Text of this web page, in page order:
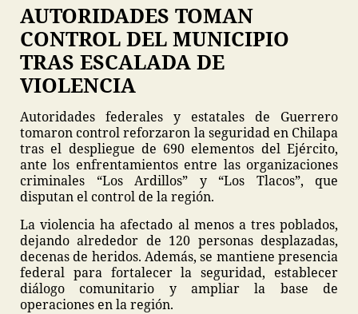
AUTORIDADES TOMAN
CONTROL DEL MUNICIPIO
TRAS ESCALADA DE
VIOLENCIA
Autoridades federales y estatales de Guerrero
tomaron control reforzaron la seguridad en Chilapa
tras el despliegue de 690 elementos del Ejército,
ante los enfrentamientos entre las organizaciones
criminales “Los Ardillos” y “Los Tlacos”, que
disputan el control de la región.
La violencia ha afectado al menos a tres poblados,
dejando alrededor de 120 personas desplazadas,
decenas de heridos. Además, se mantiene presencia
federal para fortalecer la seguridad, establecer
diálogo comunitario y ampliar la base de
operaciones en la región.